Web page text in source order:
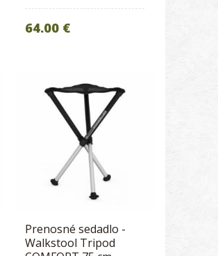
64.00 €
Prenosné sedadlo -
Walkstool Tripod